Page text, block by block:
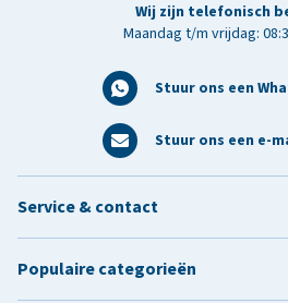
Wij zijn telefonisch
Maandag t/m vrijdag:
Stuur ons een
Stuur ons een e-
Service & contact
Populaire categorieën